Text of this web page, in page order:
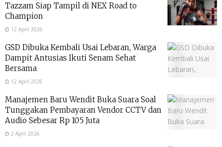
Tazzam Siap Tampil di NEX Road to
Champion
12 April 2026
GSD Dibuka Kembali Usai Lebaran, Warga
Dampit Antusias Ikuti Senam Sehat
Bersama
12 April 2026
Manajemen Baru Wendit Buka Suara Soal
Tunggakan Pembayaran Vendor CCTV dan
Audio Sebesar Rp 105 Juta
2 April 2026